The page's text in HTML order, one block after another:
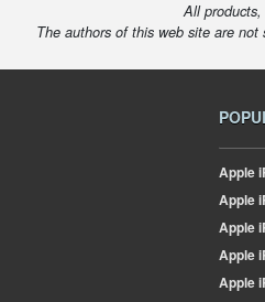
All
The authors of this web site are
Apple
Apple
Apple
Apple
Apple